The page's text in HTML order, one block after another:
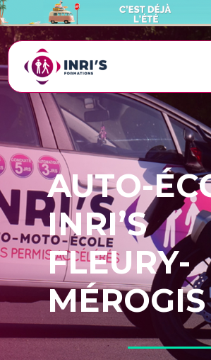
AUTO-
INRI’S
FLEURY-
MÉROGIS